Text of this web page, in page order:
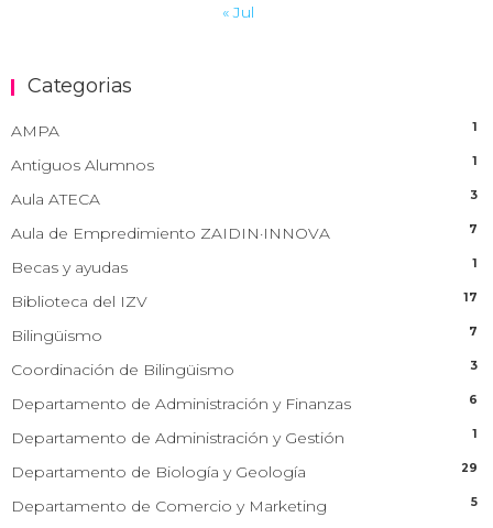
« Jul
Categorias
AMPA 1
Antiguos Alumnos 1
Aula ATECA 3
Aula de Empredimiento ZAIDIN·INNOVA 7
Becas y ayudas 1
Biblioteca del IZV 17
Bilingüismo 7
Coordinación de Bilingüismo 3
Departamento de Administración y Finanzas 6
Departamento de Administración y Gestión 1
Departamento de Biología y Geología 29
Departamento de Comercio y Marketing 5